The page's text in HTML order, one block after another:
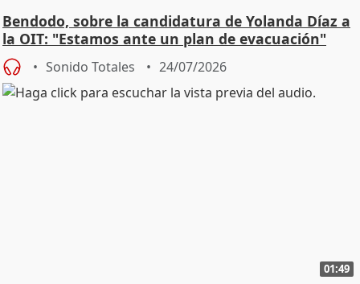
Bendodo, sobre la candidatura de Yolanda Díaz a
la OIT: "Estamos ante un plan de evacuación"
Sonido Totales 24/07/2026
01:49